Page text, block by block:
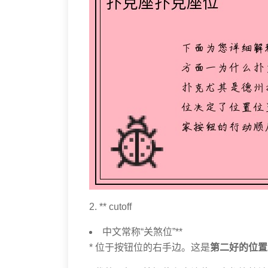
2. ** cutoff
中文常称“关煞位”**
* 位于按钮位的右手边。这是第二好的位置